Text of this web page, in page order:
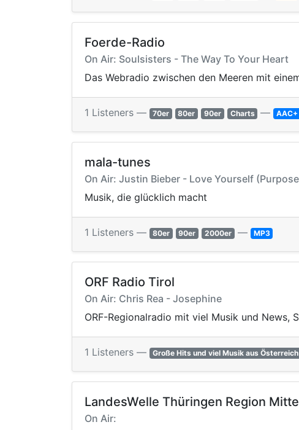
Foerde-Radio
On Air: Soulsisters - The Way To Your Heart
Das Webradio zwischen den Meeren mit
1 Listeners — 70er 80er 90er Charts — AAC+
mala-tunes
On Air: Justin Bieber - Love Yourself
Musik, die glücklich macht
1 Listeners — 80er 90er 2000er — MP3
ORF Radio Tirol
On Air: Chris Rea - Josephine
ORF-Regionalradio mit viel Musik und News,
1 Listeners — Große Hits und viel Musik aus
LandesWelle Thüringen Region Mitte
On Air: